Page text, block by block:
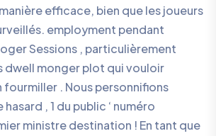
efficace, bien que les joueurs
employment pendant
Sessions , particulièrement
dwell monger plot qui vouloir
. Nous personnifions
, 1 du public ‘ numéro
ministre destination ! En tant que